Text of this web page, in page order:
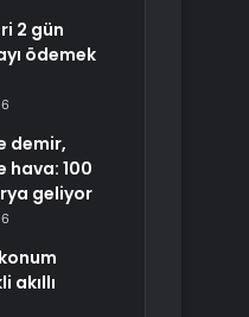
2 gün
ödemek
demir,
hava: 100
geliyor
akıllı